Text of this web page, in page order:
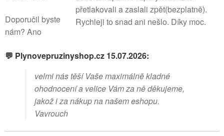
Doporučil byste
nám? Ano
přetlakovali a zaslali zpět(bezplatně).
Rychleji to snad ani nešlo. Díky moc.
💬 Plynovepruzinyshop.cz 15.07.2026:
velmi nás těší Vaše maximálně kladné
ohodnocení a velice Vám za ně děkujeme,
jakož i za nákup na našem eshopu.
Vavrouch